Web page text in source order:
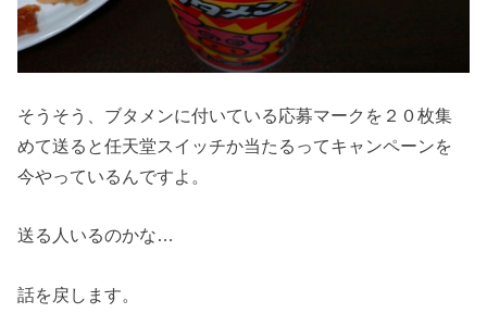
そうそう、ブタメンに付いている応募マークを２０枚集
めて送ると任天堂スイッチか当たるってキャンペーンを
今やっているんですよ。
送る人いるのかな…
話を戻します。